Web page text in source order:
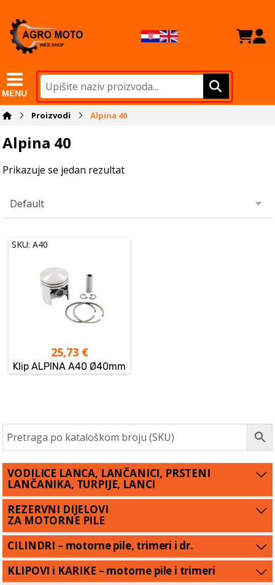
MENU
Proizvodi Alpina 40
Alpina 40
Prikazuje se jedan rezultat
SKU: A40
25,73 €
Klip ALPINA A40 Ø40mm
VODILICE LANCA, LANČANICI, PRSTENI
LANČANIKA, TURPIJE, LANCI
REZERVNI DIJELOVI
ZA MOTORNE PILE
CILINDRI – motorne pile, trimeri i dr.
KLIPOVI i KARIKE – motorne pile i trimeri